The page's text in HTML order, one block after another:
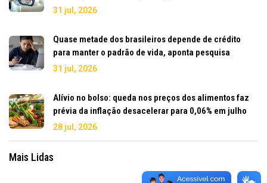
31 jul, 2026
Quase metade dos brasileiros depende de crédito
para manter o padrão de vida, aponta pesquisa
31 jul, 2026
Alívio no bolso: queda nos preços dos alimentos faz
prévia da inflação desacelerar para 0,06% em julho
28 jul, 2026
Mais Lidas